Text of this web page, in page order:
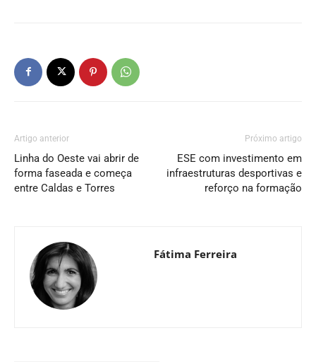
Artigo anterior
Linha do Oeste vai abrir de
forma faseada e começa
entre Caldas e Torres
Próximo artigo
ESE com investimento em
infraestruturas desportivas e
reforço na formação
Fátima Ferreira